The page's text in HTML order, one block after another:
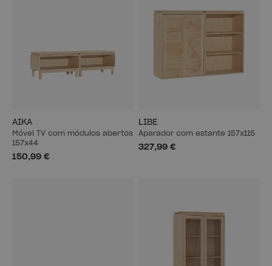
AIKA
Móvel TV com módulos abertos
157x44
150,99 €
LIBE
Aparador com estante 157x115
327,99 €